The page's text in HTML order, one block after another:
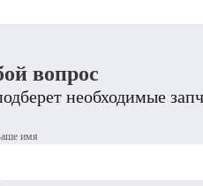
вопрос
необходимые
имя